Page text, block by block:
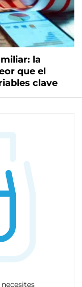
la
que el
clave